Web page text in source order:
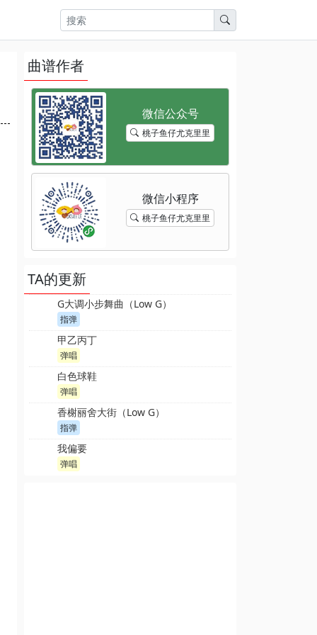
曲谱作者
桃子鱼仔尤克里里
桃子鱼仔尤克里里
TA的更新
G大调小步舞曲（Low G）
指弹
甲乙丙丁
弹唱
白色球鞋
弹唱
香榭丽舍大街（Low G）
指弹
我偏要
弹唱